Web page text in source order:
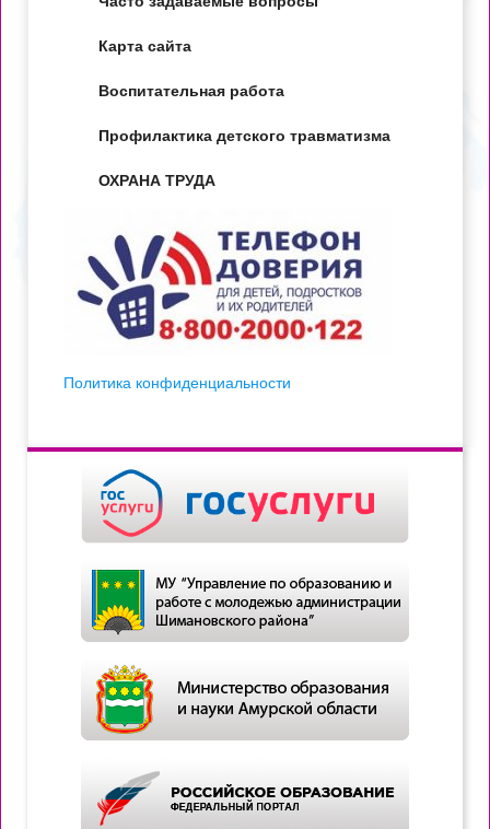
Карта сайта
Воспитательная работа
Профилактика детского травматизма
ОХРАНА ТРУДА
Политика конфиденциальности